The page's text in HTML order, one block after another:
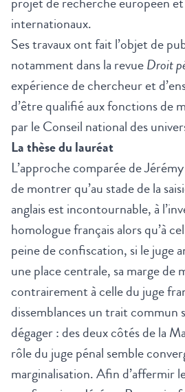
internationaux.
Ses travaux ont fait l’objet de
notamment dans la revueDroit
expérience de chercheur et
d’être qualifié aux fonctions de
par le Conseil national des
La thèse du lauréat
L’approche comparée de
de montrer qu’au stade de la
anglais est incontournable, à
homologue français alors qu’à
peine de confiscation, si le juge
une place centrale, sa marge
contrairement à celle du juge
dissemblances un trait commun
dégager : des deux côtés de la
rôle du juge pénal semble
marginalisation. Afin d’affermir